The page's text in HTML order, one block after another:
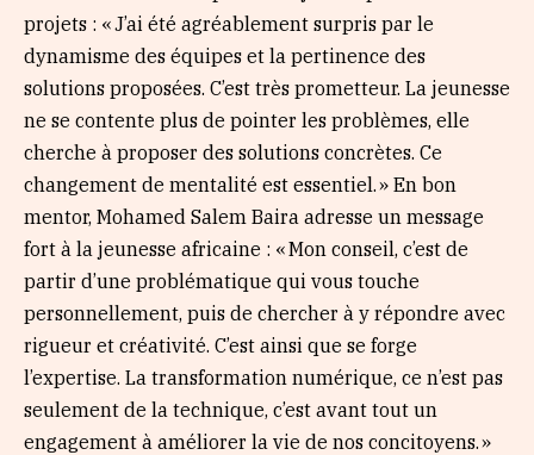
projets : « J’ai été agréablement surpris par le
dynamisme des équipes et la pertinence des
solutions proposées. C’est très prometteur. La jeunesse
ne se contente plus de pointer les problèmes, elle
cherche à proposer des solutions concrètes. Ce
changement de mentalité est essentiel. » En bon
mentor, Mohamed Salem Baira adresse un message
fort à la jeunesse africaine : « Mon conseil, c’est de
partir d’une problématique qui vous touche
personnellement, puis de chercher à y répondre avec
rigueur et créativité. C’est ainsi que se forge
l’expertise. La transformation numérique, ce n’est pas
seulement de la technique, c’est avant tout un
engagement à améliorer la vie de nos concitoyens. »